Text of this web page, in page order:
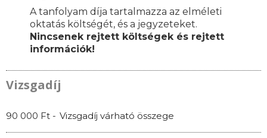
A tanfolyam díja tartalmazza az elméleti
oktatás költségét, és a jegyzeteket.
Nincsenek rejtett költségek és rejtett
információk!
Vizsgadíj
90 000 Ft - Vizsgadíj várható összege